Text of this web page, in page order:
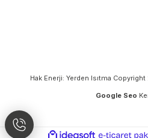
Hak Enerji: Yerden Isıtma Copyright
Google Seo
ideasoft